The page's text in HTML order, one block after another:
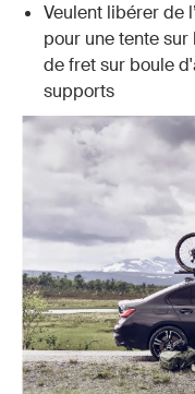
Veulent libérer de
pour une tente
de fret sur boule
supports